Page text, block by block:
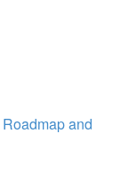
Roadmap and